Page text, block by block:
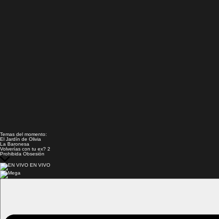
Temas del momento:
El Jardín de Olivia
La Baronesa
Volverías con tu ex? 2
Prohibida Obsesión
EN VIVO